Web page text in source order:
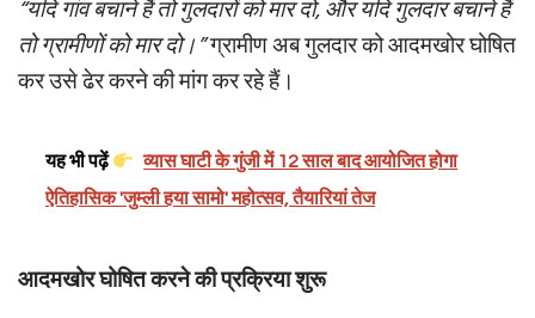
“यदि गांव बचाने हैं तो गुलदारों को मार दो, और यदि गुलदार बचाने हैं
तो ग्रामीणों को मार दो।”ग्रामीण अब गुलदार को आदमखोर घोषित
कर उसे ढेर करने की मांग कर रहे हैं।
यह भी पढ़ें
व्यास घाटी के गुंजी में 12 साल बाद आयोजित होगा
ऐतिहासिक 'जुम्ली हया सामो' महोत्सव, तैयारियां तेज
आदमखोर घोषित करने की प्रक्रिया शुरू